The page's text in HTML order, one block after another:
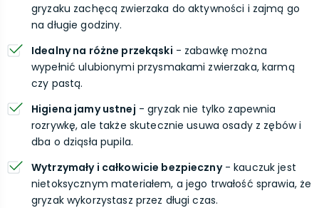
gryzaku zachęcą zwierzaka do aktywności i zajmą go
na długie godziny.
Idealny na różne przekąski - zabawkę można
wypełnić ulubionymi przysmakami zwierzaka, karmą
czy pastą.
Higiena jamy ustnej - gryzak nie tylko zapewnia
rozrywkę, ale także skutecznie usuwa osady z zębów i
dba o dziąsła pupila.
Wytrzymały i całkowicie bezpieczny- kauczuk jest
nietoksycznym materiałem, a jego trwałość sprawia, że
gryzak wykorzystasz przez długi czas.